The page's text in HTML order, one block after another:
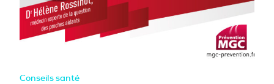
Conseils santé